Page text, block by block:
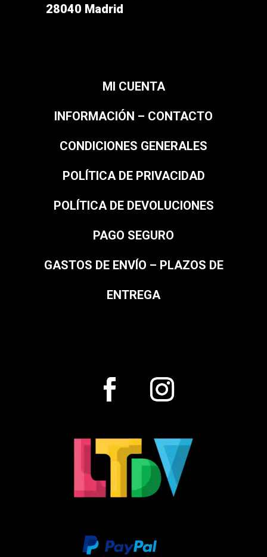
28040 Madrid
MI CUENTA
INFORMACIÓN – CONTACTO
CONDICIONES GENERALES
POLÍTICA DE PRIVACIDAD
POLÍTICA DE DEVOLUCIONES
PAGO SEGURO
GASTOS DE ENVÍO – PLAZOS DE
ENTREGA